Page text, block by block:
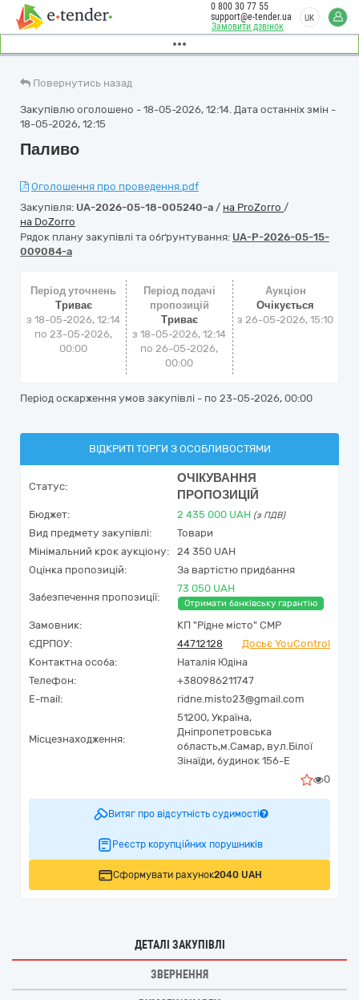
Замовити дзвінок
0 800 30 77 55
support@e-tender.ua
UK
Повернутись назад
Закупівлю оголошено - 18-05-2026, 12:14. Дата останніх змін -
18-05-2026, 12:15
Паливо
Оголошення про проведення.pdf
Закупівля: UA-2026-05-18-005240-a / на ProZorro /
на DoZorro
Рядок плану закупівлі та обґрунтування: UA-P-2026-05-15-
009084-a
Період уточнень
Триває
з 18-05-2026, 12:14
по 23-05-2026,
00:00
Період подачі
пропозицій
Триває
з 18-05-2026, 12:14
по 26-05-2026,
00:00
Аукціон
Очікується
з26-05-2026, 15:10
Період оскарження умов закупівлі - по 23-05-2026, 00:00
ВІДКРИТІ ТОРГИ З ОСОБЛИВОСТЯМИ
Статус:
ОЧІКУВАННЯ
ПРОПОЗИЦІЙ
Бюджет: 2 435 000 UAH (з ПДВ)
Вид предмету закупівлі:
Товари
Мінімальний крок аукціону:
24 350 UAH
Оцінка пропозицій:
За вартістю придбання
Забезпечення пропозиції:
73 050 UAH
Отримати банківську гарантію
Замовник:
КП "Рідне місто" СМР
ЄДРПОУ:
44712128
Досьє YouControl
Контактна особа:
Наталія Юдіна
Телефон:
+380986211747
E-mail:
ridne.misto23@gmail.com
Місцезнаходження:
51200, Україна,
Дніпропетровська
область,м.Самар, вул.Білої
Зінаїди, будинок 156-Е
0
Витяг про відсутність судимості
Реєстр корупційних порушників
Сформувати рахунок2040 UAH
ДЕТАЛІ ЗАКУПІВЛІ
ЗВЕРНЕННЯ